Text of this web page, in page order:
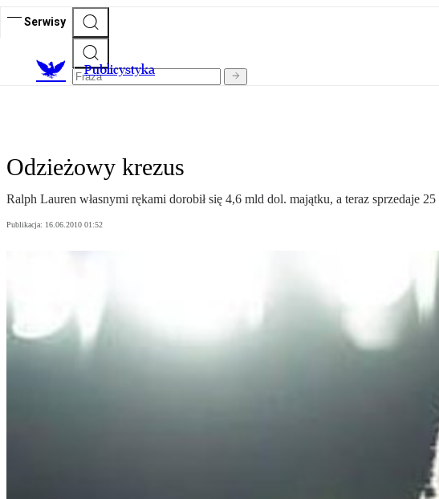
Serwisy
Publicystyka
Odzieżowy krezus
Ralph Lauren własnymi rękami dorobił się 4,6 mld dol. majątku, a teraz sprzedaje
Publikacja: 16.06.2010 01:52